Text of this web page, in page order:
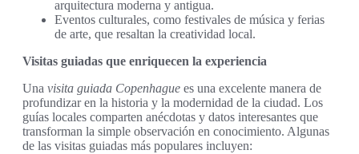
arquitectura moderna y antigua.
Eventos culturales, como festivales de música y ferias
de arte, que resaltan la creatividad local.
Visitas guiadas que enriquecen la experiencia
Una visita guiada Copenhague es una excelente manera de
profundizar en la historia y la modernidad de la ciudad. Los
guías locales comparten anécdotas y datos interesantes que
transforman la simple observación en conocimiento. Algunas
de las visitas guiadas más populares incluyen: